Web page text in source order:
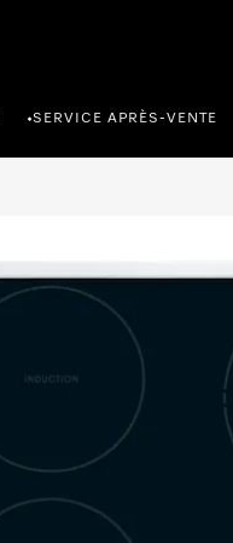
•SERVICE APRÈS-VENTE